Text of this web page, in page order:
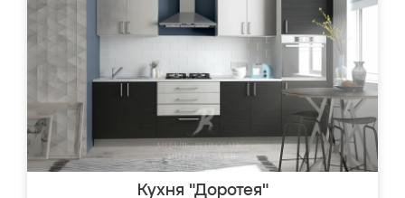
Кухня "Доротея"